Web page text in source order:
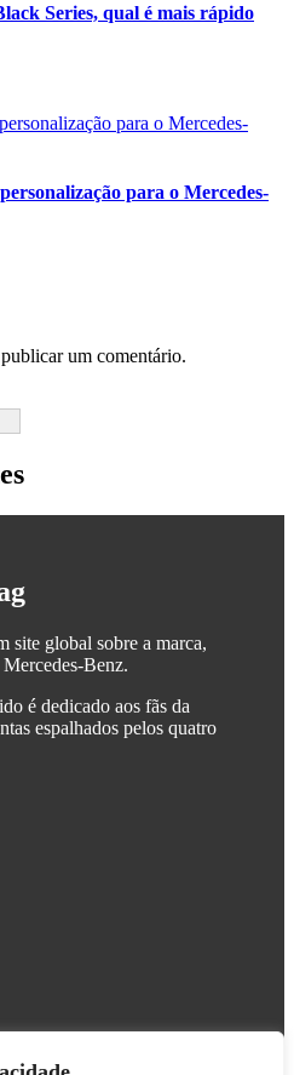
Series, qual é mais rápido
para o Mercedes-
um comentário.
site global sobre a marca,
Benz.
é dedicado aos fãs da
espalhados pelos quatro